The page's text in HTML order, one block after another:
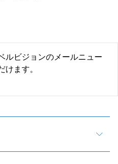
ルビジョンのメールニュー
けます。